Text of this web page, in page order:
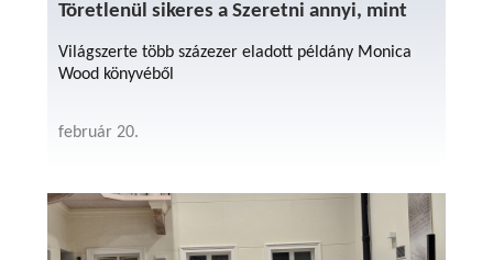
Töretlenül sikeres a Szeretni annyi, mint
Világszerte több százezer eladott példány Monica
Wood könyvéből
február 20.